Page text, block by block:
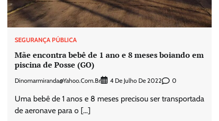
SEGURANÇA PÚBLICA
Mãe encontra bebê de 1 ano e 8 meses boiando em
piscina de Posse (GO)
Dinomarmiranda@yahoo.com.br 4 De Julho De 2022 0
Uma bebê de 1 anos e 8 meses precisou ser transportada
de aeronave para o […]